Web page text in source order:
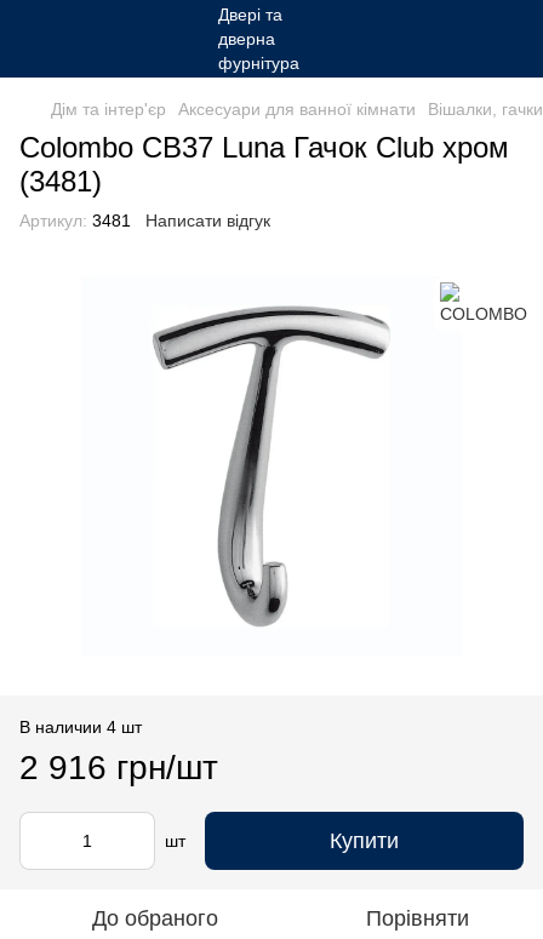
Дім та інтер'єр Аксесуари для ванної кімнати Вішалки,
Colombo CB37 Luna Гачок Club хром
(3481)
Артикул: 3481 Написати відгук
В наличии 4 шт
2 916 грн/шт
шт Купити
До обраного Порівняти